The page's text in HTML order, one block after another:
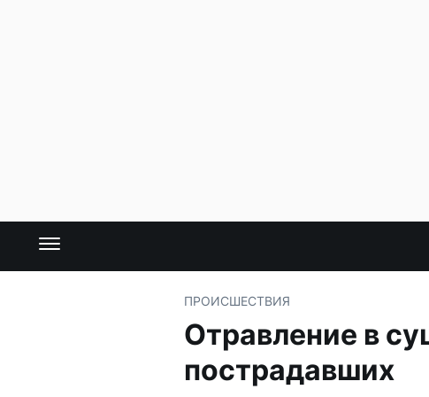
ПРОИСШЕСТВИЯ
Отравление в
пострадавших